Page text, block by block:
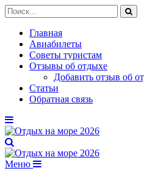
Главная
Авиабилеты
Советы туристам
Отзывы об отдыхе
Добавить отзыв об
Статьи
Обратная связь
Меню